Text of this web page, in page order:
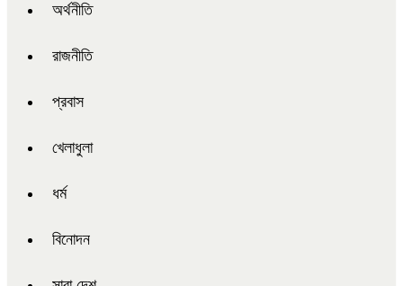
অর্থনীতি
রাজনীতি
প্রবাস
খেলাধুলা
ধর্ম
বিনোদন